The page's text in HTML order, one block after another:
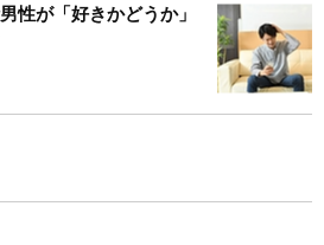
性が「好きかどうか」